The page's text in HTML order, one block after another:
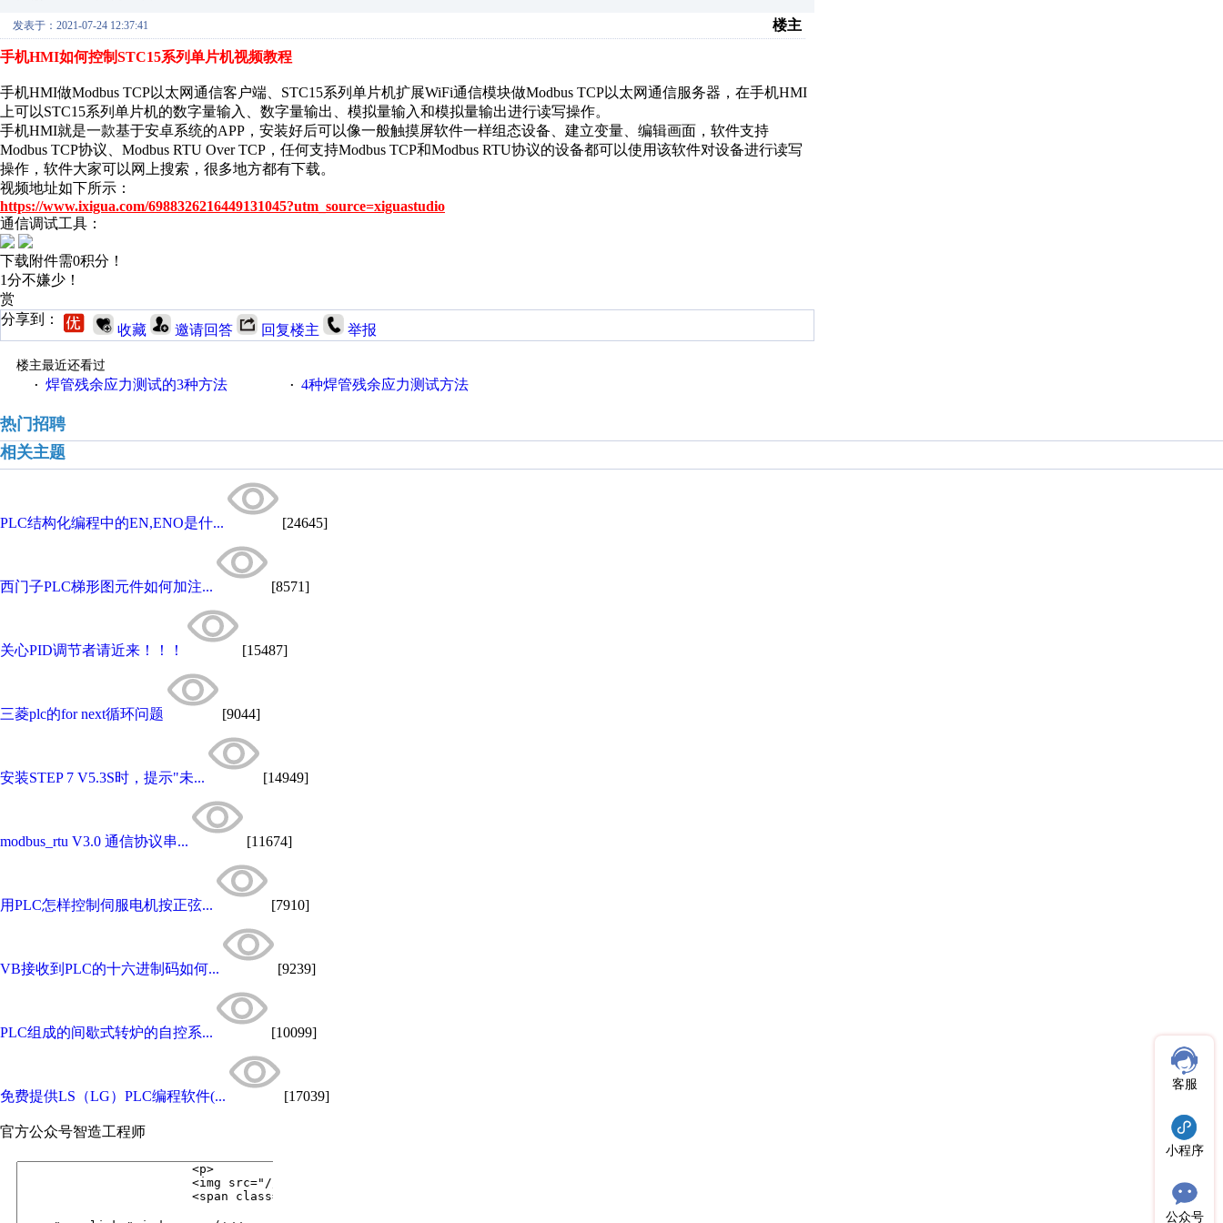
发表于：2021-07-24 12:37:41 楼主
手机HMI如何控制STC15系列单片机视频教程
手机HMI做Modbus TCP以太网通信客户端、STC15系列单片机扩展WiFi通信模块做Modbus TCP以太网通信服务器，在手机HMI
上可以STC15系列单片机的数字量输入、数字量输出、模拟量输入和模拟量输出进行读写操作。
手机HMI就是一款基于安卓系统的APP，安装好后可以像一般触摸屏软件一样组态设备、建立变量、编辑画面，软件支持
Modbus TCP协议、Modbus RTU Over TCP，任何支持Modbus TCP和Modbus RTU协议的设备都可以使用该软件对设备进行读写
操作，软件大家可以网上搜索，很多地方都有下载。
视频地址如下所示：
https://www.ixigua.com/6988326216449131045?utm_source=xiguastudio
通信调试工具：
下载附件需0积分！
1分不嫌少！
赏
分享到：
收藏 邀请回答 回复楼主 举报
楼主最近还看过
· 焊管残余应力测试的3种方法 · 4种焊管残余应力测试方法
热门招聘
相关主题
PLC结构化编程中的EN,ENO是什... [24645]
西门子PLC梯形图元件如何加注... [8571]
关心PID调节者请近来！！！ [15487]
三菱plc的for next循环问题 [9044]
安装STEP 7 V5.3S时，提示"未... [14949]
modbus_rtu V3.0 通信协议串... [11674]
用PLC怎样控制伺服电机按正弦... [7910]
VB接收到PLC的十六进制码如何... [9239]
PLC组成的间歇式转炉的自控系... [10099]
免费提供LS（LG）PLC编程软件(... [17039]
官方公众号智造工程师
客服
小程序
公众号